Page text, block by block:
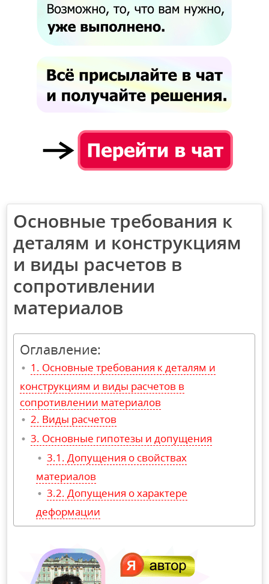
Основные требования к
деталям и конструкциям
и виды расчетов в
сопротивлении
материалов
Оглавление:
Основные требования к деталям и
конструкциям и виды расчетов в
сопротивлении материалов
Виды расчетов
Основные гипотезы и допущения
Допущения о свойствах
материалов
Допущения о характере
деформации